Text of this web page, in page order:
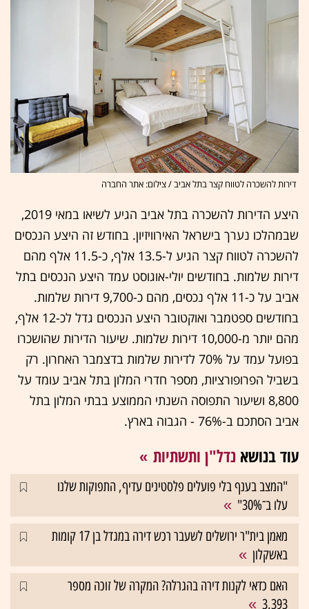
דירות להשכרה לטווח קצר בתל אביב / צילום: אתר החברה
היצע הדירות להשכרה בתל אביב הגיע לשיאו במאי 2019,
שבמהלכו נערך בישראל האירוויזיון. בחודש זה היצע הנכסים
להשכרה לטווח קצר הגיע ל-13.5 אלף, כ-11.5 אלף מהם
דירות שלמות. בחודשים יולי-אוגוסט עמד היצע הנכסים בתל
אביב על כ-11 אלף נכסים, מהם כ-9,700 דירות שלמות.
בחודשים ספטמבר ואוקטובר היצע הנכסים גדל לכ-12 אלף,
מהם יותר מ-10,000 דירות שלמות. שיעור הדירות שהושכרו
בפועל עמד על 70% לדירות שלמות בדצמבר האחרון. רק
בשביל הפרופורציות, מספר חדרי המלון בתל אביב עומד על
8,800 ושיעור התפוסה השנתי הממוצע בבתי המלון בתל
אביב הסתכם ב-76% - הגבוה בארץ.
עוד בנושא נדל"ן ותשתיות
"המצב בענף בלי פועלים פלסטינים עדיף, התפוקות שלנו
עלו ב־30%"
מאמן בית"ר ירושלים לשעבר רכש דירה במגדל בן 17 קומות
באשקלון
האם כדאי לקנות דירה בהגרלה? המקרה של זוכה מספר
3,393